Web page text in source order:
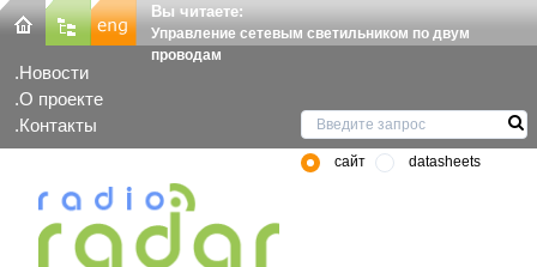
Вы читаете:
Управление сетевым светильником по двум
проводам
Новости
О проекте
Контакты
сайт datasheets